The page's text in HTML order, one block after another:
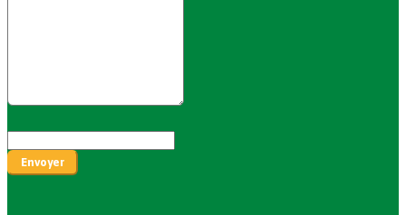
Envoyer